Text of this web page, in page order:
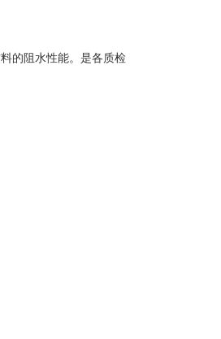
的阻水性能。是各质检